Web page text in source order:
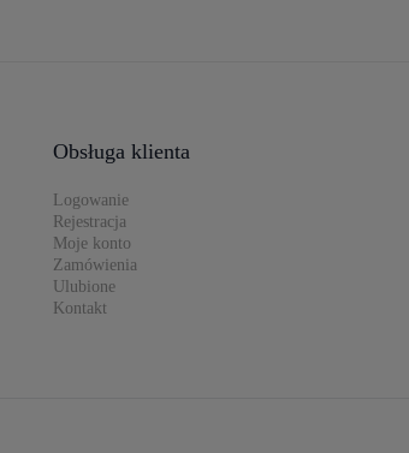
Obsługa klienta
Logowanie
Rejestracja
Moje konto
Zamówienia
Ulubione
Kontakt